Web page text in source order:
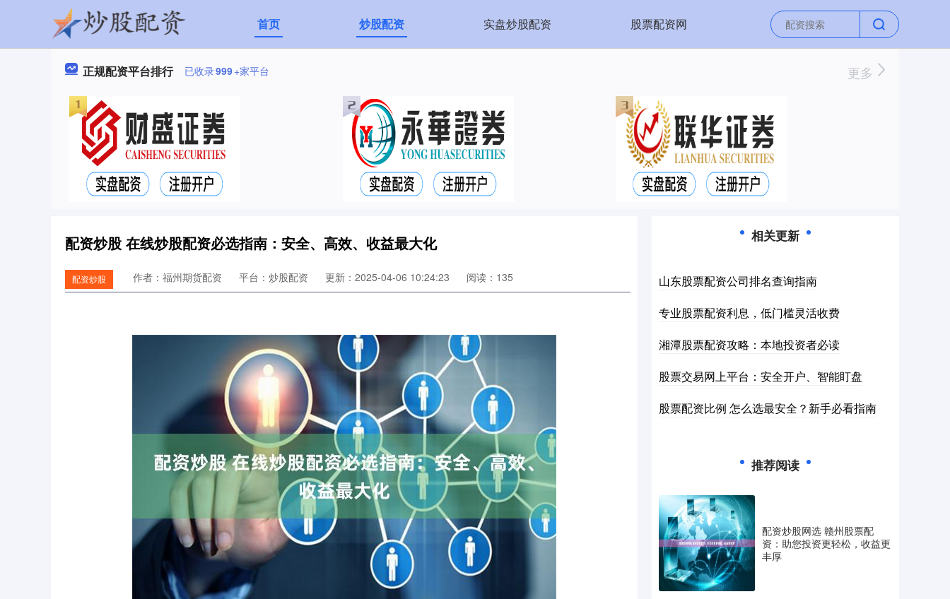
首页 炒股配资 实盘炒股配资 股票配资网
正规配资平台排行 已收录999+家平台 更多
配资炒股 在线炒股配资必选指南：安全、高效、收益最大化
配资炒股 作者：福州期货配资 平台：炒股配资 更新：2025-04-06 10:24:23 阅读：135
相关更新
山东股票配资公司排名查询指南
专业股票配资利息，低门槛灵活收费
湘潭股票配资攻略：本地投资者必读
股票交易网上平台：安全开户、智能盯盘
股票配资比例 怎么选最安全？新手必看指南
推荐阅读
配资炒股网选 赣州股票配
资：助您投资更轻松，收益更
丰厚